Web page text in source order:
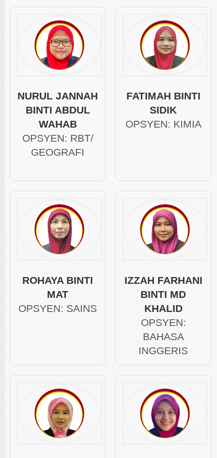
NURUL JANNAH
BINTI ABDUL
WAHAB
OPSYEN: RBT/
GEOGRAFI
FATIMAH BINTI
SIDIK
OPSYEN: KIMIA
ROHAYA BINTI
MAT
OPSYEN: SAINS
IZZAH FARHANI
BINTI MD
KHALID
OPSYEN:
BAHASA
INGGERIS